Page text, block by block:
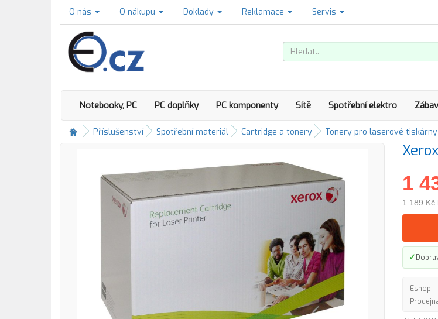
O nás O nákupu Doklady Reklamace Servis
Notebooky, PC PC doplňky PC komponenty Sítě Spotřební elektro
Příslušenství Spotřební materiál Cartridge a tonery Tonery pro laserové tiskárny
1
1 189 Kč
✓
Eshop: